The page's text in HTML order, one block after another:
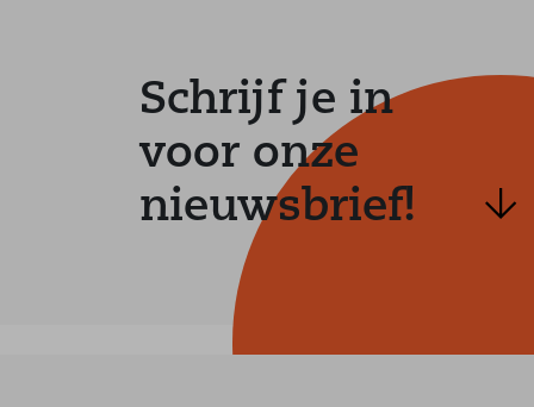
Schrijf je in
voor onze
nieuwsbrief!